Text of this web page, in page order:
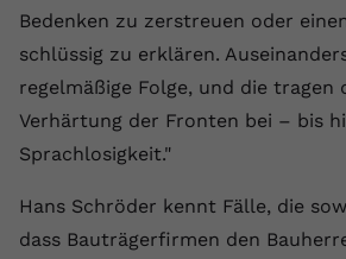
Bedenken zu zerstreuen oder
schlüssig zu erklären.
regelmäßige Folge, und die tragen
Verhärtung der Fronten bei – bis
Sprachlosigkeit."
Hans Schröder kennt Fälle, die
dass Bauträgerfirmen den